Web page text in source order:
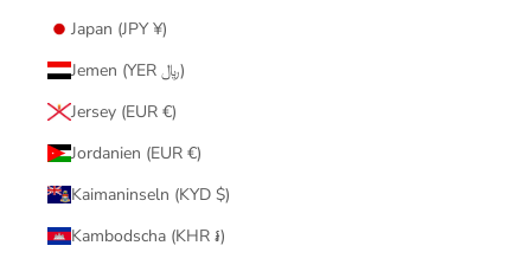
Japan (JPY ¥)
Jemen (YER ﷼)
Jersey (EUR €)
Jordanien (EUR €)
Kaimaninseln (KYD $)
Kambodscha (KHR ៛)